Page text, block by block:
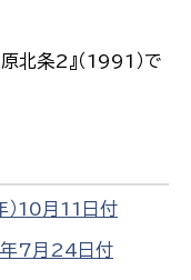
条2』（1991）で
）10月11日付
年7月24日付